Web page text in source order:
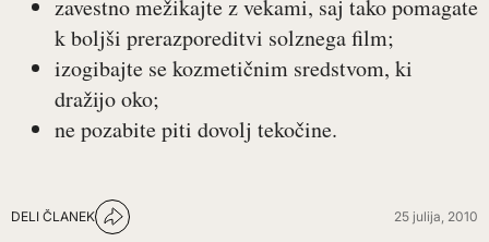
zavestno mežikajte z vekami, saj tako pomagate
k boljši prerazporeditvi solznega film;
izogibajte se kozmetičnim sredstvom, ki
dražijo oko;
ne pozabite piti dovolj tekočine.
DELI ČLANEK 25 julija, 2010